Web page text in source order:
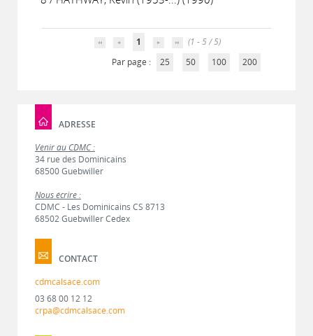
1
(1 - 5 / 5)
Par page :
25 50 100 200
ADRESSE
Venir au CDMC :
34 rue des Dominicains
68500 Guebwiller
Nous écrire :
CDMC - Les Dominicains CS 8713
68502 Guebwiller Cedex
CONTACT
cdmcalsace.com
03 68 00 12 12
crpa@cdmcalsace.com